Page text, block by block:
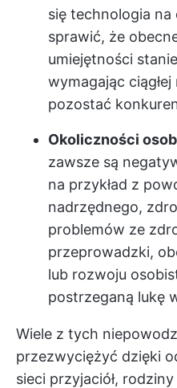
się technologia
sprawić, że
umiejętności
wymagając
pozostać
Okoliczności
zawsze są
na przykład z
nadrzędnego,
problemów ze
przeprowadzki,
lub rozwoju
postrzeganą lukę
Wiele z tych
przezwyciężyć dzięki
sieci przyjaciół,